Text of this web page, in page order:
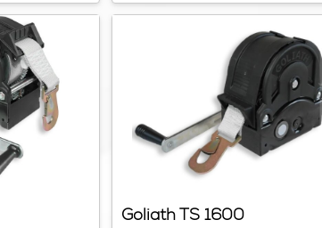
Goliath TS 1600